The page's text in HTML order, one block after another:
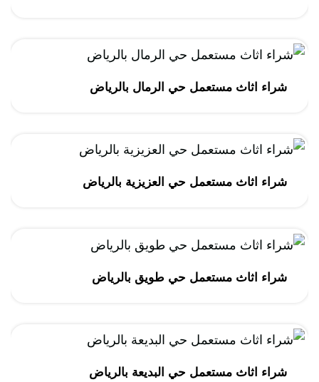
شراء اثاث مستعمل حي الرمال بالرياض
شراء اثاث مستعمل حي العزيزية بالرياض
شراء اثاث مستعمل حي طويق بالرياض
شراء اثاث مستعمل حي البديعة بالرياض